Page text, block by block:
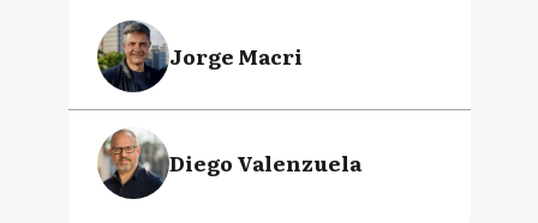
Jorge Macri
Diego Valenzuela